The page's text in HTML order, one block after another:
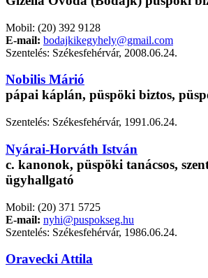
Mobil: (20) 392 9128
E-mail: bodajkikegyhely@gmail.com
Szentelés: Székesfehérvár, 2008.06.24.
Nobilis Márió
pápai káplán, püspöki biztos,
Szentelés: Székesfehérvár, 1991.06.24.
Nyárai-Horváth István
c. kanonok, püspöki tanácsos,
ügyhallgató
Mobil: (20) 371 5725
E-mail: nyhi@puspokseg.hu
Szentelés: Székesfehérvár, 1986.06.24.
Oravecki Attila